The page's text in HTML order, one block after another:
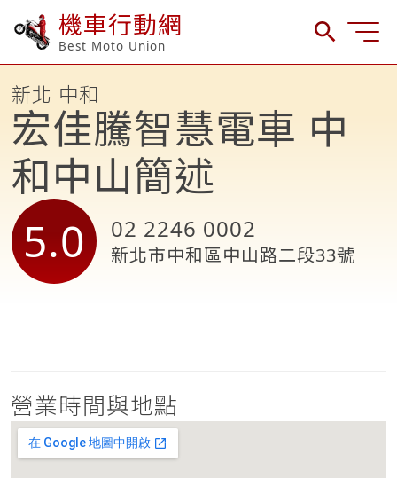
機車行動網
Best Moto Union
新北 中和
宏佳騰智慧電車 中
和中山簡述
5.0 02 2246 0002
新北市中和區中山路二段33號
營業時間與地點